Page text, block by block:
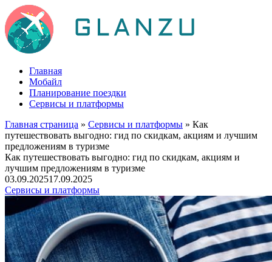
Главная
Мобайл
Планирование поездки
Сервисы и платформы
Главная страница » Сервисы и платформы » Как
путешествовать выгодно: гид по скидкам, акциям и лучшим
предложениям в туризме
Как путешествовать выгодно: гид по скидкам, акциям и
лучшим предложениям в туризме
03.09.202517.09.2025
Сервисы и платформы